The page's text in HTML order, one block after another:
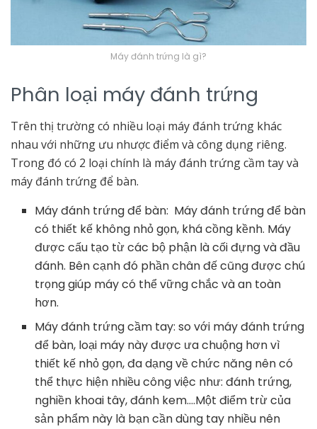
Máy đánh trứng là gì?
Phân loại máy đánh trứng
Trên thị trường có nhiều loại máy đánh trứng khác
nhau với những ưu nhược điểm và công dụng riêng.
Trong đó có 2 loại chính là máy đánh trứng cầm tay và
máy đánh trứng để bàn.
Máy đánh trứng để bàn: Máy đánh trứng để bàn
có thiết kế không nhỏ gọn, khá cồng kềnh. Máy
được cấu tạo từ các bộ phận là cối đựng và đầu
đánh. Bên cạnh đó phần chân đế cũng được chú
trọng giúp máy có thể vững chắc và an toàn
hơn.
Máy đánh trứng cầm tay: so với máy đánh trứng
để bàn, loại máy này được ưa chuộng hơn vì
thiết kế nhỏ gọn, đa dạng về chức năng nên có
thể thực hiện nhiều công việc như: đánh trứng,
nghiền khoai tây, đánh kem….Một điểm trừ của
sản phẩm này là bạn cần dùng tay nhiều nên